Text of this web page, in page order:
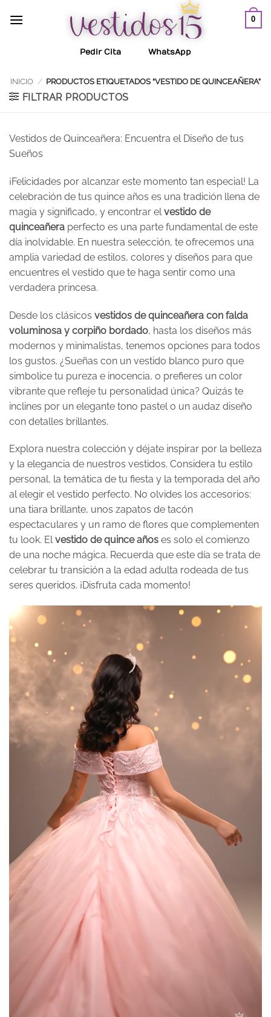
0
Pedir Cita WhatsApp
INICIO / PRODUCTOS ETIQUETADOS “VESTIDO DE QUINCEAÑERA”
FILTRAR PRODUCTOS
Vestidos de Quinceañera: Encuentra el Diseño de tus
Sueños
¡Felicidades por alcanzar este momento tan especial! La
celebración de tus quince años es una tradición llena de
magia y significado, y encontrar el vestido de
quinceañera perfecto es una parte fundamental de este
día inolvidable. En nuestra selección, te ofrecemos una
amplia variedad de estilos, colores y diseños para que
encuentres el vestido que te haga sentir como una
verdadera princesa.
Desde los clásicos vestidos de quinceañera con falda
voluminosa y corpiño bordado, hasta los diseños más
modernos y minimalistas, tenemos opciones para todos
los gustos. ¿Sueñas con un vestido blanco puro que
simbolice tu pureza e inocencia, o prefieres un color
vibrante que refleje tu personalidad única? Quizás te
inclines por un elegante tono pastel o un audaz diseño
con detalles brillantes.
Explora nuestra colección y déjate inspirar por la belleza
y la elegancia de nuestros vestidos. Considera tu estilo
personal, la temática de tu fiesta y la temporada del año
al elegir el vestido perfecto. No olvides los accesorios:
una tiara brillante, unos zapatos de tacón
espectaculares y un ramo de flores que complementen
tu look. Elvestido de quince años es solo el comienzo
de una noche mágica. Recuerda que este día se trata de
celebrar tu transición a la edad adulta rodeada de tus
seres queridos. ¡Disfruta cada momento!